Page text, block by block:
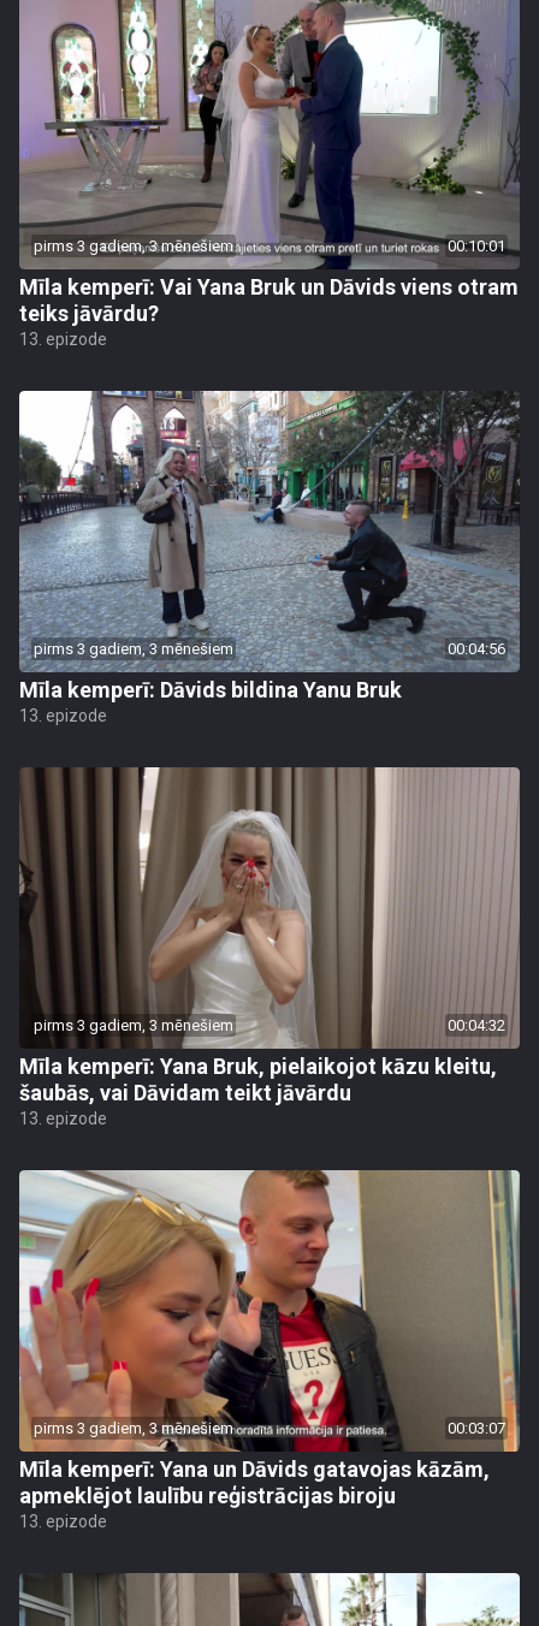
pirms 3 gadiem, 3 mēnešiem 00:10:01
Mīla kemperī: Vai Yana Bruk un Dāvids viens otram
teiks jāvārdu?
13. epizode
pirms 3 gadiem, 3 mēnešiem 00:04:56
Mīla kemperī: Dāvids bildina Yanu Bruk
13. epizode
pirms 3 gadiem, 3 mēnešiem 00:04:32
Mīla kemperī: Yana Bruk, pielaikojot kāzu kleitu,
šaubās, vai Dāvidam teikt jāvārdu
13. epizode
pirms 3 gadiem, 3 mēnešiem 00:03:07
Mīla kemperī: Yana un Dāvids gatavojas kāzām,
apmeklējot laulību reģistrācijas biroju
13. epizode